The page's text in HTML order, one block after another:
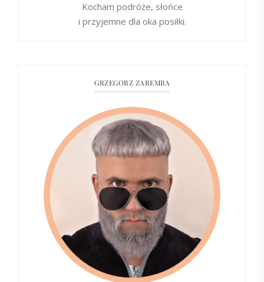
Kocham podróże, słońce
i przyjemne dla oka posiłki.
GRZEGORZ ZAREMBA